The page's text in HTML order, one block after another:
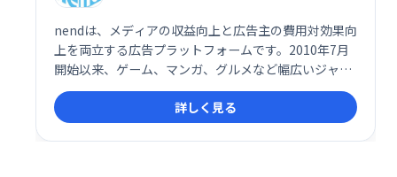
nendは、メディアの収益向上と広告主の費用対効果向
上を両立する広告プラットフォームです。2010年7月
開始以来、ゲーム、マンガ、グルメなど幅広いジャン
ルの広告案件を提供。広告主様とメディア様の双方に
とって最適な広告配信を実現し、更なるビジネス成長
を支援します。長年の実績と豊富なノウハウで、効果
的な広告戦略をサポートします。
詳しく見る